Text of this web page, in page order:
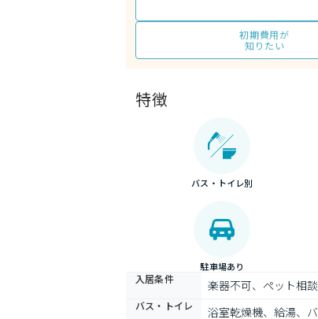
初期費用が
知りたい
特徴
バス・トイレ別
駐車場あり
入居条件 楽器不可、ペット相
バス・トイレ 浴室乾燥機、給湯、